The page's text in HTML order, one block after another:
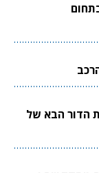
הדור הבא של